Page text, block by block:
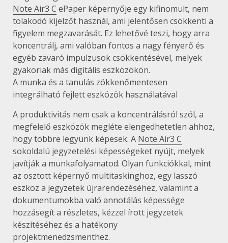
Note Air3 C ePaper képernyője egy kifinomult, nem
tolakodó kijelzőt használ, ami jelentősen csökkenti a
figyelem megzavarását. Ez lehetővé teszi, hogy arra
koncentrálj, ami valóban fontos a nagy fényerő és
egyéb zavaró impulzusok csökkentésével, melyek
gyakoriak más digitális eszközökön.
A munka és a tanulás zökkenőmentesen
integrálható fejlett eszközök használatával
A produktivitás nem csak a koncentrálásról szól, a
megfelelő eszközök megléte elengedhetetlen ahhoz,
hogy többre legyünk képesek. A Note Air3 C
sokoldalú jegyzetelési képességeket nyújt, melyek
javítják a munkafolyamatod. Olyan funkciókkal, mint
az osztott képernyő multitaskinghoz, egy lasszó
eszköz a jegyzetek újrarendezéséhez, valamint a
dokumentumokba való annotálás képessége
hozzásegít a részletes, kézzel írott jegyzetek
készítéséhez és a hatékony
projektmenedzsmenthez.